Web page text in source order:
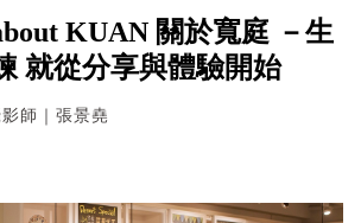
KUAN 關於寬庭 －生
就從分享與體驗開始
師｜張景堯